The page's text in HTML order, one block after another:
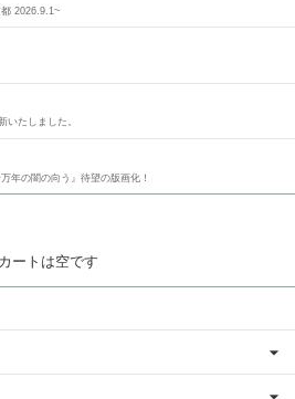
2026.9.1~
いたしました。
年の闇の向う』待望の版画化！
カートは空です